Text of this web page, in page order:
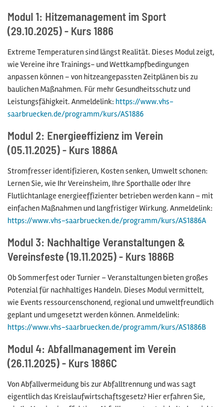
Modul 1: Hitzemanagement im Sport
(29.10.2025) - Kurs 1886
Extreme Temperaturen sind längst Realität. Dieses Modul zeigt,
wie Vereine ihre Trainings- und Wettkampfbedingungen
anpassen können – von hitzeangepassten Zeitplänen bis zu
baulichen Maßnahmen. Für mehr Gesundheitsschutz und
Leistungsfähigkeit. Anmeldelink: https://www.vhs-
saarbruecken.de/programm/kurs/AS1886
Modul 2: Energieeffizienz im Verein
(05.11.2025) - Kurs 1886A
Stromfresser identifizieren, Kosten senken, Umwelt schonen:
Lernen Sie, wie Ihr Vereinsheim, Ihre Sporthalle oder Ihre
Flutlichtanlage energieeffizienter betrieben werden kann – mit
einfachen Maßnahmen und langfristiger Wirkung. Anmeldelink:
https://www.vhs-saarbruecken.de/programm/kurs/AS1886A
Modul 3: Nachhaltige Veranstaltungen &
Vereinsfeste (19.11.2025) - Kurs 1886B
Ob Sommerfest oder Turnier – Veranstaltungen bieten großes
Potenzial für nachhaltiges Handeln. Dieses Modul vermittelt,
wie Events ressourcenschonend, regional und umweltfreundlich
geplant und umgesetzt werden können. Anmeldelink:
https://www.vhs-saarbruecken.de/programm/kurs/AS1886B
Modul 4: Abfallmanagement im Verein
(26.11.2025) - Kurs 1886C
Von Abfallvermeidung bis zur Abfalltrennung und was sagt
eigentlich das Kreislaufwirtschaftsgesetz? Hier erfahren Sie,